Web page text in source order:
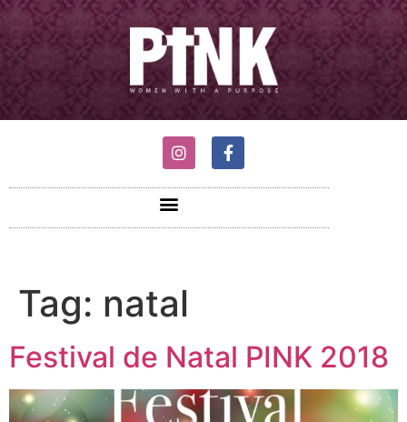
Tag: natal
Festival de Natal PINK 2018